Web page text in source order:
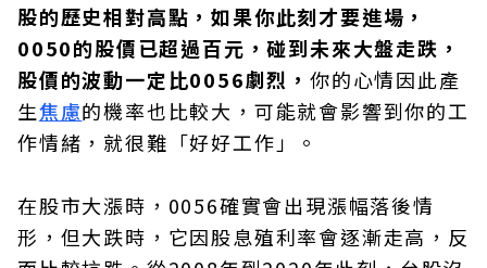
股的歷史相對高點，如果你此刻才要進場，
0050的股價已超過百元，碰到未來大盤走跌，
股價的波動一定比0056劇烈， 你的心情因此產
生焦慮的機率也比較大，可能就會影響到你的工
作情緒，就很難「好好工作」。
在股市大漲時，0056確實會出現漲幅落後情
形，但大跌時，它因股息殖利率會逐漸走高，反